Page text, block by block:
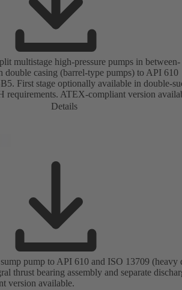
multistage high-pressure pumps in between-
double casing (barrel-type pumps) to API 610
First stage optionally available in double-
requirements. ATEX-compliant version
Details
pump to API 610 and ISO 13709 (heavy
thrust bearing assembly and separate
version available.